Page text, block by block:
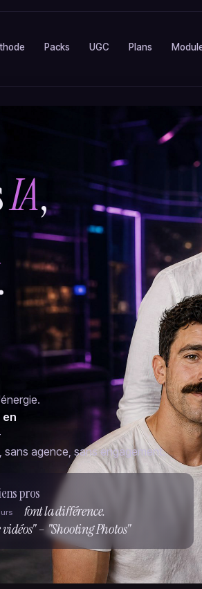
Packs UGC Plans
IA,
agence, sans engagement.
pros
font la différence.
– "Shooting Photos"